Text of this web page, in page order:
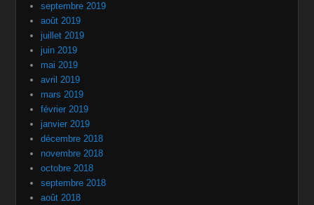
septembre 2019
août 2019
juillet 2019
juin 2019
mai 2019
avril 2019
mars 2019
février 2019
janvier 2019
décembre 2018
novembre 2018
octobre 2018
septembre 2018
août 2018